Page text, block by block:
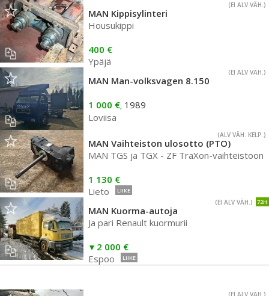
(EI ALV VÄH.)
MAN Kippisylinteri
Housukippi
400 €
Ypäjä
(EI ALV VÄH.)
MAN Man-volksvagen 8.150
1 000 €, 1989
Loviisa
(ALV VÄH. KELP.)
MAN Vaihteiston ulosotto (PTO)
MAN TGS ja TGX - ZF TraXon-vaihteistoon
1 130 €
Lieto
LIIKE
72H
(EI ALV VÄH.)
MAN Kuorma-autoja
Ja pari Renault kuormurii
2 000 €
Espoo
LIIKE
(EI ALV VÄH.)